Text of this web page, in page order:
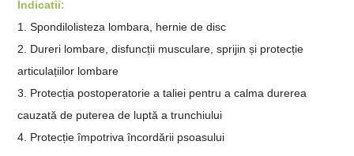
Indicatii:
1. Spondilolisteza lombara, hernie de disc
2. Dureri lombare, disfuncții musculare, sprijin și protecție
articulațiilor lombare
3. Protecția postoperatorie a taliei pentru a calma durerea
cauzată de puterea de luptă a trunchiului
4. Protecție împotriva încordării psoasului